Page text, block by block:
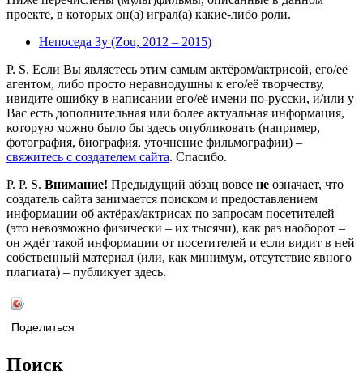
проекте, в которых он(а) играл(а) какие-либо роли.
Непоседа Зу (Zou, 2012 – 2015)
P. S. Если Вы являетесь этим самым актёром/актрисой, его/её
агентом, либо просто неравнодушны к его/её творчеству,
ивидите ошибку в написании его/её имени по-русски, и/или у
Вас есть дополнительная или более актуальная информация,
которую можно было бы здесь опубликовать (например,
фотография, биография, уточнение фильмографии) –
свяжитесь с создателем сайта. Спасибо.
P. P. S. Внимание! Предыдущий абзац вовсе не означает, что
создатель сайта занимается поиском и предоставлением
информации об актёрах/актрисах по запросам посетителей
(это невозможно физически – их тысячи), как раз наоборот –
он ждёт такой информации от посетителей и если видит в ней
собственный материал (или, как минимум, отсутствие явного
плагиата) – публикует здесь.
Поделиться
Поиск